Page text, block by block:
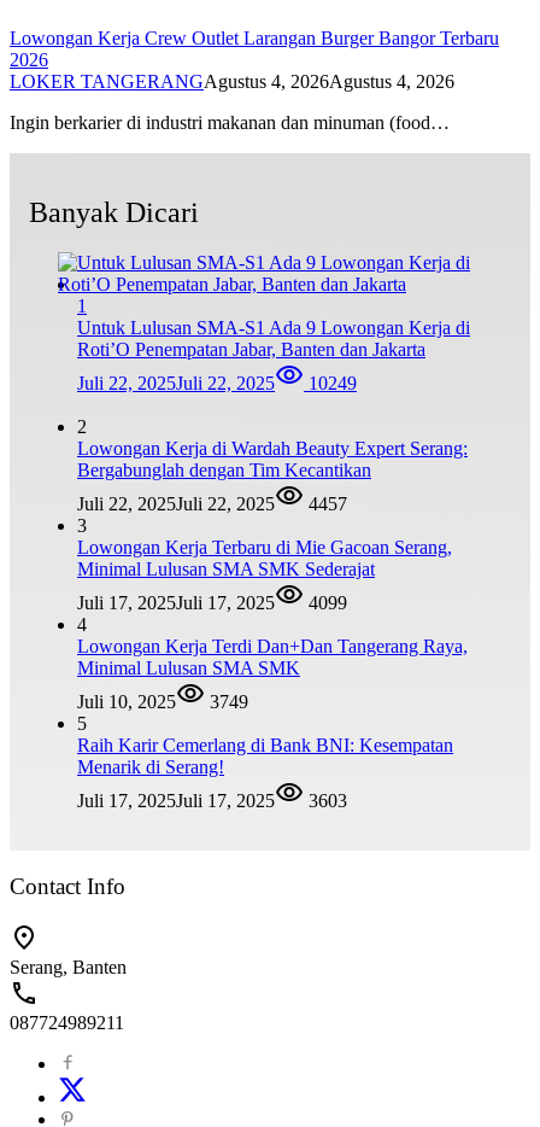
Lowongan Kerja Crew Outlet Larangan Burger Bangor Terbaru
2026
LOKER TANGERANGAgustus 4, 2026Agustus 4, 2026
Ingin berkarier di industri makanan dan minuman (food…
Banyak Dicari
1
Untuk Lulusan SMA-S1 Ada 9 Lowongan Kerja di
Roti’O Penempatan Jabar, Banten dan Jakarta
Juli 22, 2025Juli 22, 2025 10249
2
Lowongan Kerja di Wardah Beauty Expert Serang:
Bergabunglah dengan Tim Kecantikan
Juli 22, 2025Juli 22, 2025
4457
3
Lowongan Kerja Terbaru di Mie Gacoan Serang,
Minimal Lulusan SMA SMK Sederajat
Juli 17, 2025Juli 17, 2025
4099
4
Lowongan Kerja Terdi Dan+Dan Tangerang Raya,
Minimal Lulusan SMA SMK
Juli 10, 2025
3749
5
Raih Karir Cemerlang di Bank BNI: Kesempatan
Menarik di Serang!
Juli 17, 2025Juli 17, 2025 3603
Contact Info
Serang, Banten
087724989211